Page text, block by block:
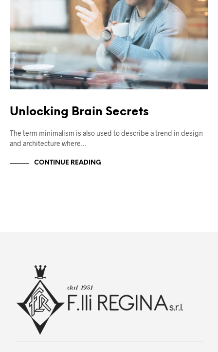
Unlocking Brain Secrets
The term minimalism is also used to describe a trend in design
and architecture where…
CONTINUE READING